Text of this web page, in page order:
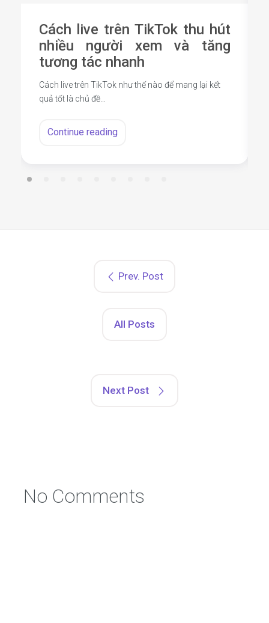
Cách live trên TikTok thu hút
nhiều người xem và tăng
tương tác nhanh
Cách live trên TikTok như thế nào để mang lại kết
quả tốt là chủ đề…
Continue reading
Prev. Post
All Posts
Next Post
No Comments